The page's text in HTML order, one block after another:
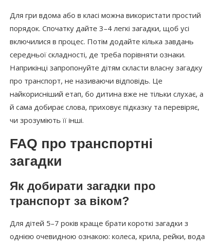
Для гри вдома або в класі можна використати простий
порядок. Спочатку дайте 3–4 легкі загадки, щоб усі
включилися в процес. Потім додайте кілька завдань
середньої складності, де треба порівняти ознаки.
Наприкінці запропонуйте дітям скласти власну загадку
про транспорт, не називаючи відповідь. Це
найкорисніший етап, бо дитина вже не тільки слухає, а
й сама добирає слова, приховує підказку та перевіряє,
чи зрозуміють її інші.
FAQ про транспортні
загадки
Як добирати загадки про
транспорт за віком?
Для дітей 5–7 років краще брати короткі загадки з
однією очевидною ознакою: колеса, крила, рейки, вода